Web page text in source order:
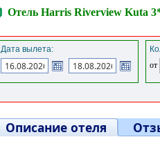
Отель Harris Riverview Kuta
Дата вылета:
от
Описание отеля